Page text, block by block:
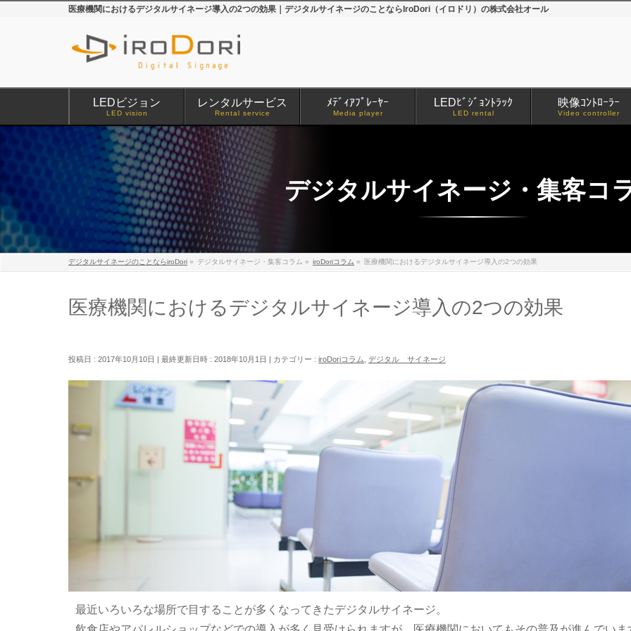
医療機関におけるデジタルサイネージ導入の2つの効果｜デジタルサイネージのことならIroDori（イロドリ）の株式会社オール
LEDビジョン
LED vision
レンタルサービス
Rental service
ﾒﾃﾞｨｱﾌﾟﾚｰﾔｰ
Media player
LEDﾋﾞｼﾞｮﾝﾄﾗｯｸ
LED rental
映像ｺﾝﾄﾛｰﾗｰ
Video controller
デジタルサイネージ・集客コ
デジタルサイネージのことならiroDori » デジタルサイネージ・集客コラム » iroDoriコラム » 医療機関におけるデジタルサイネージ導入の2つの効果
医療機関におけるデジタルサイネージ導入の2つの効果
投稿日 : 2017年10月10日 最終更新日時 : 2018年10月1日 カテゴリー : iroDoriコラム デジタル サイネージ
最近いろいろな場所で目することが多くなってきたデジタルサイネージ。